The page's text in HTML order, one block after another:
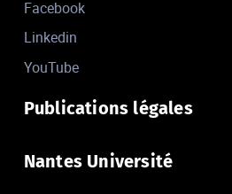
Facebook
Linkedin
YouTube
Publications légales
Nantes Université